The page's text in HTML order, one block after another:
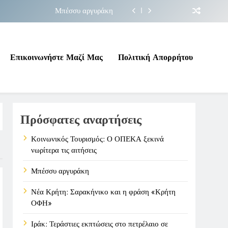
Μπέσσυ αργυράκη
επικίνδυνη γεωπολιτική συγκυρία
Μπέσσυ αργυράκη
και η φράση «Κρήτη ΟΦΗ»
επικίνδυνη γεωπολιτική συγκυρία
Επικοινωνήστε Μαζί Μας Πολιτική Απορρήτου
Πρόσφατες αναρτήσεις
Κοινωνικός Τουρισμός: Ο ΟΠΕΚΑ ξεκινά
νωρίτερα τις αιτήσεις
Μπέσσυ αργυράκη
Νέα Κρήτη: Σαρακήνικο και η φράση «Κρήτη
ΟΦΗ»
Ιράκ: Τεράστιες εκπτώσεις στο πετρέλαιο σε